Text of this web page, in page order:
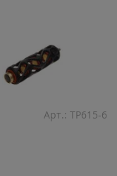
Арт.: TP615-6